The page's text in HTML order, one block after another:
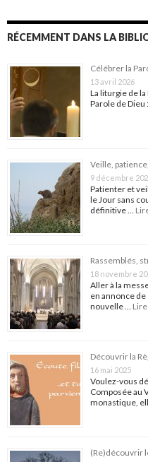
RÉCEMMENT DANS LA
Célébrer la
13 avril 2026
La liturgie de
Parole de Dieu
Veille,
9 décembre
Patienter et
le Jour sans
définitive …
Rassemblés,
18 novembre
Aller à la
en annonce
nouvelle … Lire
Découvrir la
16 mai 2025
Voulez-vous
Composée au
monastique,
(Re)découvrir